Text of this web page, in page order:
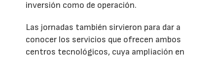
inversión como de operación.
Las jornadas también sirvieron para dar a
conocer los servicios que ofrecen ambos
centros tecnológicos, cuya ampliación en